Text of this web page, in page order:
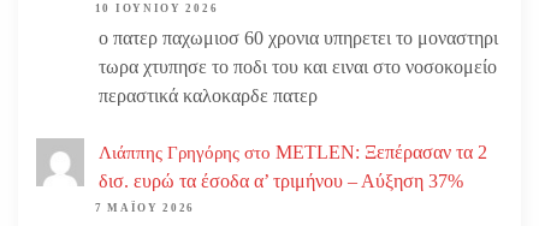
10 ΙΟΥΝΊΟΥ 2026
ο πατερ παχωμιοσ 60 χρονια υπηρετει το μοναστηρι
τωρα χτυπησε το ποδι του και ειναι στο νοσοκομείο
περαστικά καλοκαρδε πατερ
Λιάππης Γρηγόρης στο METLEN: Ξεπέρασαν τα 2
δισ. ευρώ τα έσοδα α’ τριμήνου – Αύξηση 37%
7 ΜΑΪ́ΟΥ 2026